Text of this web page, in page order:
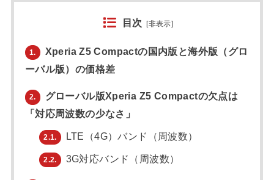
目次 [非表示]
1.
Xperia Z5 Compactの国内版と海外版（グロ
ーバル版）の価格差
2.
グローバル版Xperia Z5 Compactの欠点は
「対応周波数の少なさ」
2.1. LTE（4G）バンド（周波数）
2.2. 3G対応バンド（周波数）